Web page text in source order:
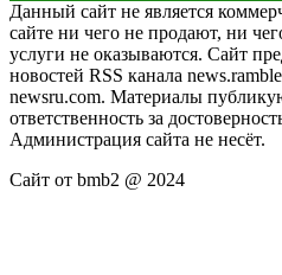
Данный сайт не является
сайте ни чего не продают, ни
услуги не оказываются. Сайт
новостей RSS канала
newsru.com. Материалы
ответственность за
Администрация сайта не несёт.
Сайт от bmb2 @ 2024